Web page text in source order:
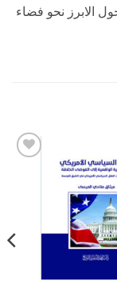
الابرز نحو فضاء